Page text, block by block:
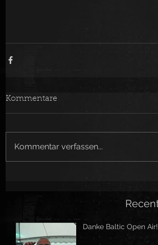
Kommentare
Kommentar verfassen...
Danke Baltic Open Air!